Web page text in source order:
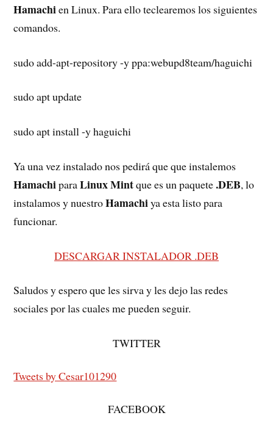
Hamachien Linux. Para ello teclearemos los siguientes
comandos.
sudo add-apt-repository -y ppa:webupd8team/haguichi
sudo apt update
sudo apt install -y haguichi
Ya una vez instalado nos pedirá que que instalemos
HamachiparaLinux Mintque es un paquete.DEB, lo
instalamos y nuestroHamachiya esta listo para
funcionar.
DESCARGAR INSTALADOR .DEB
Saludos y espero que les sirva y les dejo las redes
sociales por las cuales me pueden seguir.
TWITTER
Tweets by Cesar101290
FACEBOOK